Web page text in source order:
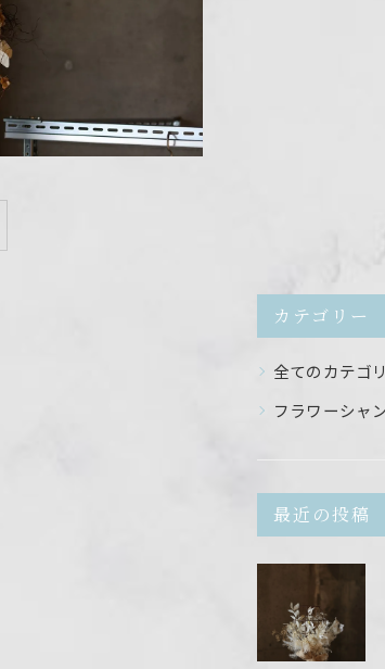
カテゴリー
全てのカテゴ
フラワーシャ
最近の投稿